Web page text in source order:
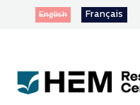
English Français